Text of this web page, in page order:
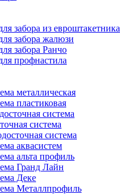
забора из евроштакетника
забора жалюзи
забора Ранчо
профнастила
металлическая
пластиковая
система
система
система
аквасистем
альта профиль
Гранд Лайн
Деке
Металлпрофиль